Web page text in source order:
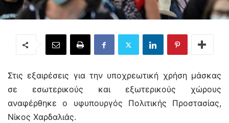
Στις εξαιρέσεις για την υποχρεωτική χρήση μάσκας
σε εσωτερικούς και εξωτερικούς χώρους
αναφέρθηκε ο υφυπουργός Πολιτικής Προστασίας,
Νίκος Χαρδαλιάς.